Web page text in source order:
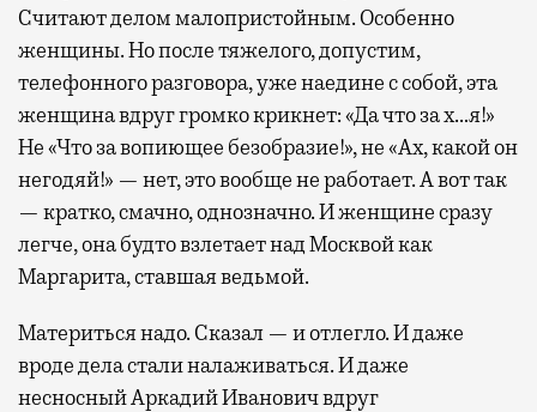
Считают делом малопристойным. Особенно
женщины. Но после тяжелого, допустим,
телефонного разговора, уже наедине с собой, эта
женщина вдруг громко крикнет: «Да что за х…я!»
Не «Что за вопиющее безобразие!», не «Ах, какой он
негодяй!» — нет, это вообще не работает. А вот так
— кратко, смачно, однозначно. И женщине сразу
легче, она будто взлетает над Москвой как
Маргарита, ставшая ведьмой.
Материться надо. Сказал — и отлегло. И даже
вроде дела стали налаживаться. И даже
несносный Аркадий Иванович вдруг